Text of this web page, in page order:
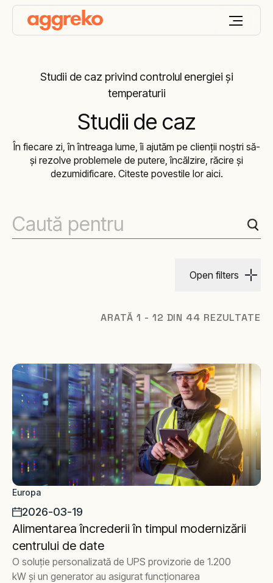
Studii de caz privind controlul energiei și
temperaturii
Studii de caz
În fiecare zi, în întreaga lume, îi ajutăm pe clienții noștri să-
și rezolve problemele de putere, încălzire, răcire și
dezumidificare. Citeste povestile lor aici.
Open filters
ARATĂ 1 - 12 DIN 44 REZULTATE
Europa
2026-03-19
Alimentarea încrederii în timpul modernizării
centrului de date
O soluție personalizată de UPS provizorie de 1.200
kW și un generator au asigurat funcționarea